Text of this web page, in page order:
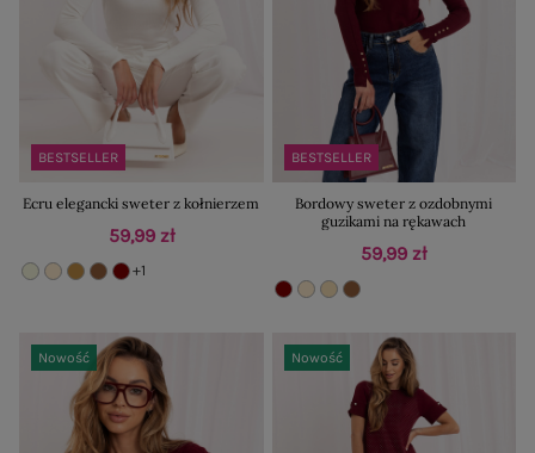
BESTSELLER
Ecru elegancki sweter z kołnierzem
59,99 zł
+1
BESTSELLER
Bordowy sweter z ozdobnymi
guzikami na rękawach
59,99 zł
Nowość Nowość